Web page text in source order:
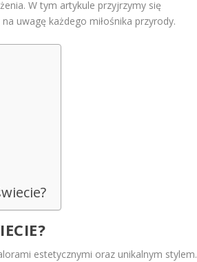
W tym artykule przyjrzymy się
uwagę każdego miłośnika przyrody.
estetycznymi oraz unikalnym stylem.